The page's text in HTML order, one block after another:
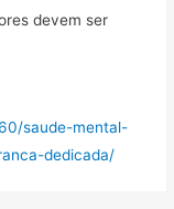
devem ser
saude-mental-
dedicada/